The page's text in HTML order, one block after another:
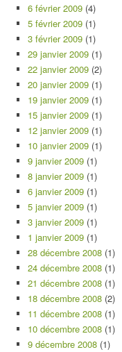
6 février 2009 (4)
5 février 2009 (1)
3 février 2009 (1)
29 janvier 2009 (1)
22 janvier 2009 (2)
20 janvier 2009 (1)
19 janvier 2009 (1)
15 janvier 2009 (1)
12 janvier 2009 (1)
10 janvier 2009 (1)
9 janvier 2009 (1)
8 janvier 2009 (1)
6 janvier 2009 (1)
5 janvier 2009 (1)
3 janvier 2009 (1)
1 janvier 2009 (1)
28 décembre 2008 (1)
24 décembre 2008 (1)
21 décembre 2008 (1)
18 décembre 2008 (2)
11 décembre 2008 (1)
10 décembre 2008 (1)
9 décembre 2008 (1)